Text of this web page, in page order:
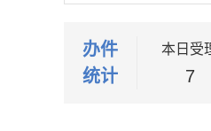
办件
统计
本日受
7